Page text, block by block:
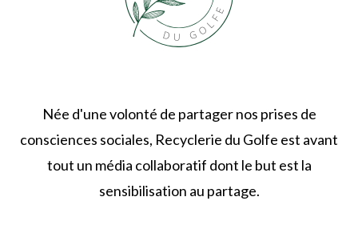
Née d'une volonté de partager nos prises de
consciences sociales, Recyclerie du Golfe est avant
tout un média collaboratif dont le but est la
sensibilisation au partage.